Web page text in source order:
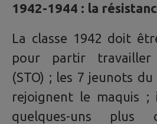
1942-1944 : la
La classe 1942 doit
pour partir travailler
(STO) ; les 7 jeunots
rejoignent le maquis
quelques-uns plus